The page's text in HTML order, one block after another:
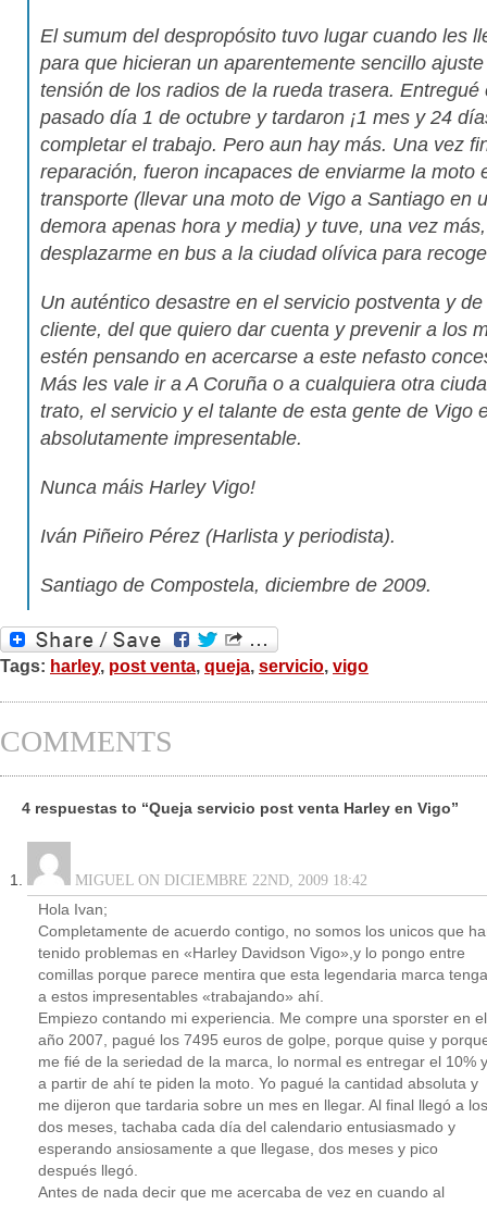
El sumum del despropósito tuvo lugar cuando les
para que hicieran un aparentemente sencillo
tensión de los radios de la rueda trasera. Entregué
pasado día 1 de octubre y tardaron ¡1 mes y 24
completar el trabajo. Pero aun hay más. Una vez
reparación, fueron incapaces de enviarme la moto
transporte (llevar una moto de Vigo a Santiago en
demora apenas hora y media) y tuve, una vez
desplazarme en bus a la ciudad olívica para
Un auténtico desastre en el servicio postventa y
cliente, del que quiero dar cuenta y prevenir a los
estén pensando en acercarse a este nefasto
Más les vale ir a A Coruña o a cualquiera otra
trato, el servicio y el talante de esta gente de Vigo
absolutamente impresentable.
Nunca máis Harley Vigo!
Iván Piñeiro Pérez (Harlista y periodista).
Santiago de Compostela, diciembre de 2009.
Tags: harley, post venta, queja, servicio, vigo
COMMENTS
4 respuestas to “Queja servicio post venta Harley en Vigo”
MIGUEL ON DICIEMBRE 22ND, 2009 18:42
Hola Ivan;
Completamente de acuerdo contigo, no somos los unicos que
tenido problemas en «Harley Davidson Vigo»,y lo pongo entre
comillas porque parece mentira que esta legendaria marca tenga
a estos impresentables «trabajando» ahí.
Empiezo contando mi experiencia. Me compre una sporster en el
año 2007, pagué los 7495 euros de golpe, porque quise y
me fié de la seriedad de la marca, lo normal es entregar el 10% y
a partir de ahí te piden la moto. Yo pagué la cantidad absoluta y
me dijeron que tardaria sobre un mes en llegar. Al final llegó a los
dos meses, tachaba cada día del calendario entusiasmado y
esperando ansiosamente a que llegase, dos meses y pico
después llegó.
Antes de nada decir que me acercaba de vez en cuando al